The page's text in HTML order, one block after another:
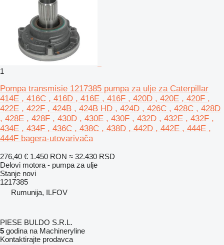
1
Pompa transmisie 1217385 pumpa za ulje za Caterpillar
414E , 416C , 416D , 416E , 416F , 420D , 420E , 420F ,
422E , 422F , 424B , 424B HD , 424D , 426C , 428C , 428D
, 428E , 428F , 430D , 430E , 430F , 432D , 432E , 432F ,
434E , 434F , 436C , 438C , 438D , 442D , 442E , 444E ,
444F bagera-utovarivača
276,40 € 1.450 RON ≈ 32.430 RSD
Delovi motora - pumpa za ulje
Stanje novi
1217385
Rumunija, ILFOV
PIESE BULDO S.R.L.
5 godina na Machineryline
Kontaktirajte prodavca